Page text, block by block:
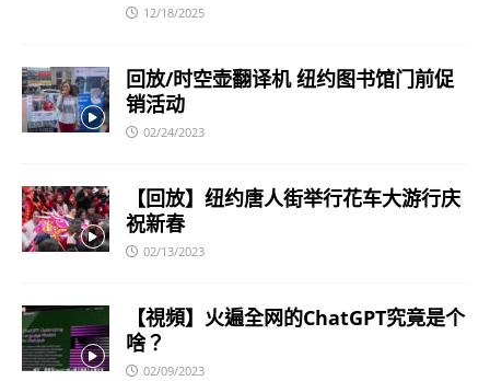
12/18/2025
回放/时空壶翻译机 纽约图书馆门前促
销活动
02/24/2023
【回放】纽约唐人街举行花车大游行庆
祝新春
02/13/2023
【視頻】火遍全网的ChatGPT究竟是个
啥？
02/09/2023